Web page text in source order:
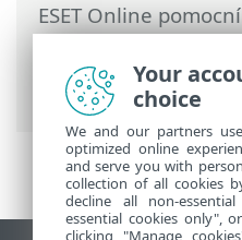
ESET Online
>Práca s
Rozšírené nastavenia
SSL/TLS> Pravidlá
Your
choice
We and our partners
optimized online
and serve you with
collection of all cookies
decline all non-
essential cookies only",
clicking "Manage